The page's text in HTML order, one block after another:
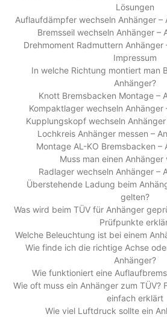
Lösungen
Auflaufdämpfer wechseln Anhänger –
Bremsseil wechseln Anhänger –
Drehmoment Radmuttern Anhänger
Impressum
In welche Richtung montiert man
Anhänger?
Knott Bremsbacken Montage –
Kompaktlager wechseln Anhänger
Kupplungskopf wechseln
Lochkreis Anhänger messen –
Montage AL-KO Bremsbacken –
Muss man einen Anhänger
Radlager wechseln Anhänger –
Überstehende Ladung beim
gelten?
Was wird beim TÜV für Anhänger
Prüfpunkte
Welche Beleuchtung ist bei einem
Wie finde ich die richtige Achse
Anhänger?
Wie funktioniert eine
Wie oft muss ein Anhänger zum TÜV?
einfach erklärt
Wie viel Luftdruck sollte ein